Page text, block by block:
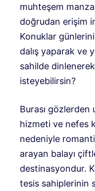
muhteşem
doğrudan erişim
Konuklar
dalış yaparak ve
sahilde
isteyebilirsin?
Burası
hizmeti ve nefes
nedeniyle
arayan balayı
destinasyondur.
tesis sahiplerinin